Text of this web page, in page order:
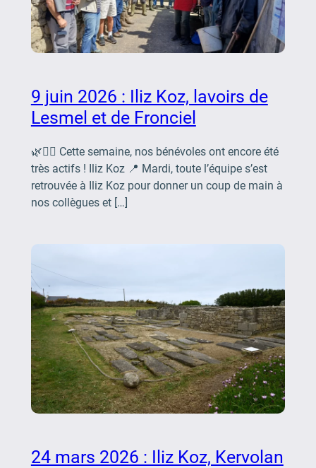
9 juin 2026 : Iliz Koz, lavoirs de
Lesmel et de Fronciel
🌿🚶‍♂️ Cette semaine, nos bénévoles ont encore été
très actifs ! Iliz Koz 📍 Mardi, toute l’équipe s’est
retrouvée à Iliz Koz pour donner un coup de main à
nos collègues et […]
24 mars 2026 : Iliz Koz, Kervolan